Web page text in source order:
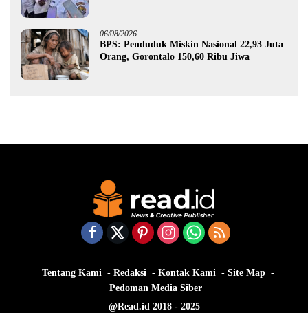
06/08/2026
BPS: Penduduk Miskin Nasional 22,93 Juta
Orang, Gorontalo 150,60 Ribu Jiwa
Tentang Kami Redaksi Kontak Kami
Site Map
Pedoman Media Siber
@Read.id 2018 - 2025